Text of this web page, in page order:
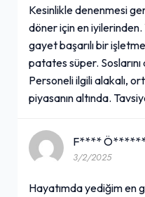
Kesinlikle denenmesi
döner için en iyilerinden.
gayet başarılı bir
patates süper.
Personeli ilgili alakalı,
piyasanın altında.
F****
3/2/2025
Hayatımda yediğim en